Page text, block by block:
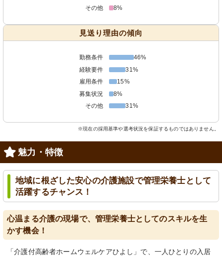
その他
8%
見送り理由の傾向
勤務条件
46%
経験要件
31%
雇用条件
15%
募集状況
8%
その他
31%
※現在の採用基準や選考状況を保証するものではありません。
魅力・特徴
地域に根ざした安心の介護施設で管理栄養士として
活躍するチャンス！
心温まる介護の現場で、管理栄養士としてのスキルを生
かす機会！
「介護付高齢者ホームウェルケアひよし」で、一人ひとりの入居